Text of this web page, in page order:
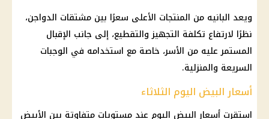
ويعد البانيه من المنتجات الأعلى سعرًا بين مشتقات الدواجن،
نظرًا لارتفاع تكلفة التجهيز والتقطيع، إلى جانب الإقبال
المستمر عليه من الأسر، خاصة مع استخدامه في الوجبات
السريعة والمنزلية.
أسعار البيض اليوم الثلاثاء
استقرت أسعار البيض اليوم عند مستويات متفاوتة بين الأبيض